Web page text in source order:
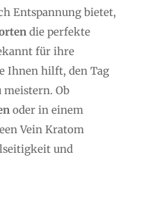
Entspannung bietet,
die perfekte
für ihre
Ihnen hilft, den Tag
meistern. Ob
oder in einem
Vein Kratom
und